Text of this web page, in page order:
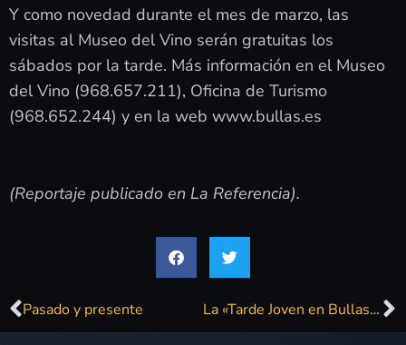
Y como novedad durante el mes de marzo, las
visitas al Museo del Vino serán gratuitas los
sábados por la tarde. Más información en el Museo
del Vino (968.657.211), Oficina de Turismo
(968.652.244) y en la web www.bullas.es
(Reportaje publicado en La Referencia).
Pasado y presente La «Tarde Joven en Bullas» de este sábado 8 de marzo se suspende por el concierto de Javier Ojeda